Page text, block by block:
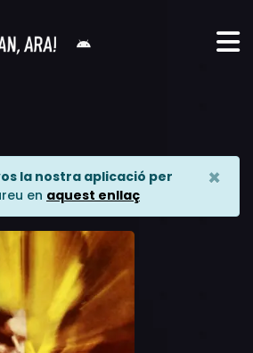
la nostra aplicació per
en aquest enllaç
×